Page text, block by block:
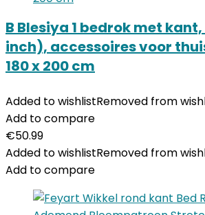
B Blesiya 1 bedrok met
inch), accessoires voor
180 x 200 cm
Added to wishlistRemoved from
Add to compare
€50.99
Added to wishlistRemoved from
Add to compare